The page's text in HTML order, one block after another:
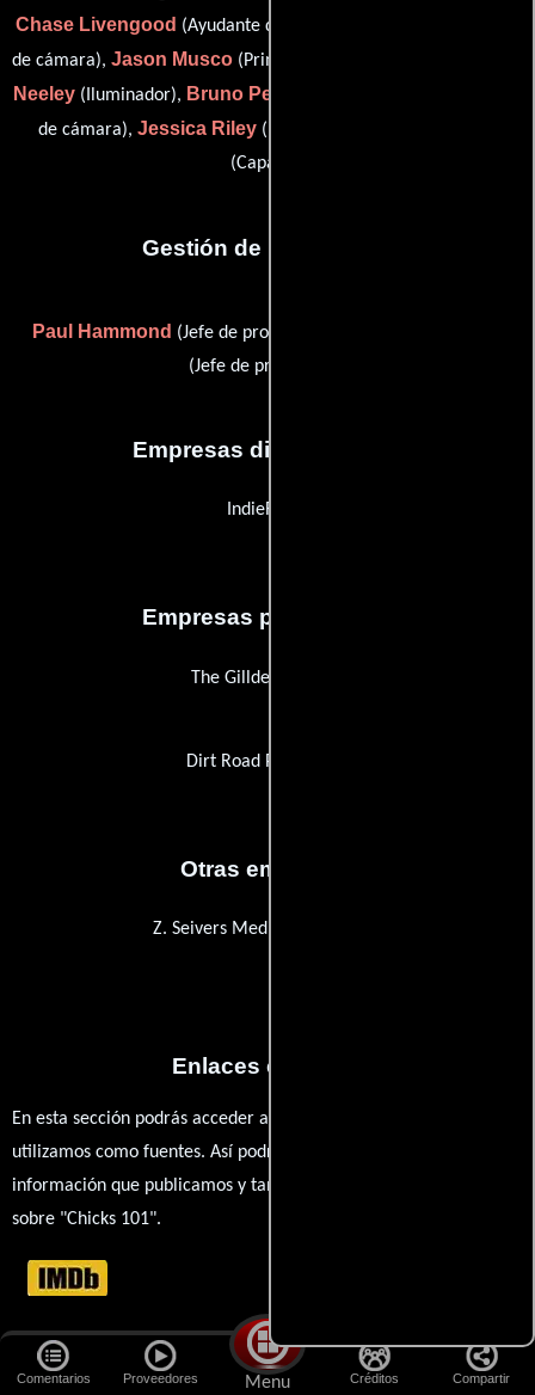
Comentarios Proveedores Menu Créditos Compartir
Chase Livengood (Ayudante del encargado de equipamientos
de cámara), Jason Musco (Primer asistente de cámara),
Neeley (Iluminador), Bruno Pelle
de cámara), Jessica Riley (Electricista) y
(Capataz)
Gestión de producción
Paul Hammond (Jefe de producción) y
(Jefe de producción)
Empresas distribuidoras
IndieReign
Empresas productoras
The Gillder Frontier
Dirt Road Production
Otras empresas
Z. Seivers Media Services Inc.
Enlaces externos
En esta sección podrás acceder a los recursos externos que
utilizamos como fuentes. Así podrás chequear toda la
información que publicamos y también ampliar tu conocimiento
sobre "Chicks 101".
Comentarios